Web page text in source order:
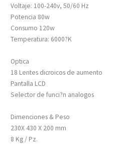
Voltaje: 100-240v, 50/60 Hz
Potencia 80w
Consumo 120w
Temperatura: 6000?K
Optica
18 Lentes dicroicos de aumento
Pantalla LCD
Selector de funci?n analogos
Dimenciones & Peso
230X 430 X 200 mm
8 Kg / Pz.